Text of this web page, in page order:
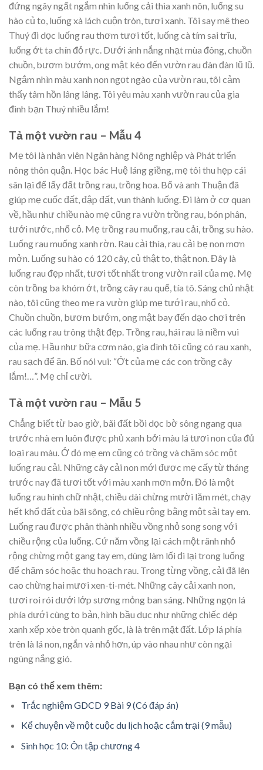
đứng ngây ngất ngắm nhìn luống cải thìa xanh nõn, luống su
hào củ to, luống xà lách cuộn tròn, tươi xanh. Tôi say mê theo
Thuý đi dọc luống rau thơm tươi tốt, luống cà tím sai trĩu,
luống ớt ta chín đỏ rực. Dưới ánh nắng nhạt mùa đông, chuồn
chuồn, bươm bướm, ong mật kéo đến vườn rau đàn đàn lũ lũ.
Ngắm nhìn màu xanh non ngọt ngào của vườn rau, tôi cảm
thấy tâm hồn lâng lâng. Tôi yêu màu xanh vườn rau của gia
đình bạn Thuý nhiều lắm!
Tả một vườn rau – Mẫu 4
Mẹ tôi là nhân viên Ngân hàng Nông nghiệp và Phát triển
nông thôn quận. Học bác Huệ láng giềng, mẹ tôi thu hẹp cái
sân lại để lấy đất trồng rau, trồng hoa. Bố và anh Thuận đã
giúp mẹ cuốc đất, đập đất, vun thành luống. Đi làm ở cơ quan
về, hầu như chiều nào mẹ cũng ra vườn trồng rau, bón phân,
tưới nước, nhổ cỏ. Mẹ trồng rau muống, rau cải, trồng su hào.
Luống rau muống xanh rờn. Rau cải thìa, rau cải bẹ non mơn
mởn. Luống su hào có 120 cây, củ thật to, thật non. Đây là
luống rau đẹp nhất, tươi tốt nhất trong vườn rail của mẹ. Mẹ
còn trồng ba khóm ớt, trồng cây rau quế, tía tô. Sáng chủ nhật
nào, tôi cũng theo mẹ ra vườn giúp mẹ tưới rau, nhổ cỏ.
Chuồn chuồn, bươm bướm, ong mật bay đến dạo chơi trên
các luống rau trông thật đẹp. Trồng rau, hái rau là niềm vui
của mẹ. Hầu như bữa cơm nào, gia đình tôi cũng có rau xanh,
rau sạch để ăn. Bố nói vui: “Ớt của mẹ các con trồng cây
lắm!…”. Mẹ chỉ cười.
Tả một vườn rau – Mẫu 5
Chẳng biết từ bao giờ, bãi đất bồi dọc bờ sông ngang qua
trước nhà em luôn được phủ xanh bởi màu lá tươi non của đủ
loại rau màu. Ở đó mẹ em cũng có trồng và chăm sóc một
luống rau cải. Những cây cải non mới được mẹ cấy từ tháng
trước nay đã tươi tốt với màu xanh mơn mởn. Đó là một
luống rau hình chữ nhật, chiều dài chừng mười lăm mét, chạy
hết khổ đất của bãi sông, có chiều rộng bằng một sải tay em.
Luống rau được phân thành nhiều vồng nhỏ song song với
chiều rộng của luống. Cứ năm vồng lại cách một rãnh nhỏ
rộng chừng một gang tay em, dùng làm lối đi lại trong luống
để chăm sóc hoặc thu hoạch rau. Trong từng vồng, cải đã lên
cao chừng hai mươi xen-ti-mét. Những cây cải xanh non,
tươi roi rói dưới lớp sương mỏng ban sáng. Những ngọn lá
phía dưới cùng to bản, hình bầu dục như những chiếc dép
xanh xếp xòe tròn quanh gốc, là là trên mặt đất. Lớp lá phía
trên là lá non, ngắn và nhỏ hơn, úp vào nhau như còn ngại
ngùng nắng gió.
Bạn có thể xem thêm:
Trắc nghiệm GDCD 9 Bài 9 (Có đáp án)
Kể chuyện về một cuộc du lịch hoặc cắm trại (9 mẫu)
Sinh học 10: Ôn tập chương 4